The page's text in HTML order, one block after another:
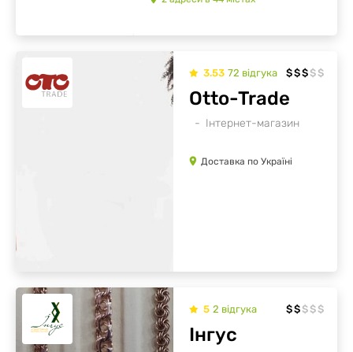
3.53 72 відгукa $$$ $ $
Інтернет-магазин
Otto-Trade
Доставка по Україні
5 2 відгукa $$ $ $ $
Інгус